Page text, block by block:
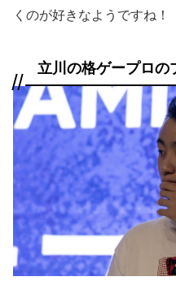
くのが好きなようですね！
立川の格ゲープロの